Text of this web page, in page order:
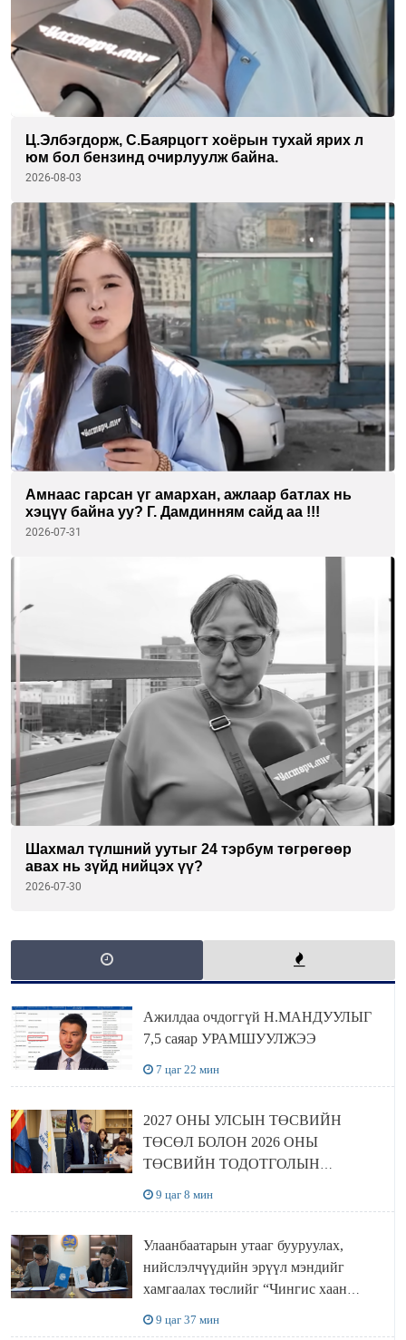
Ц.Элбэгдорж, С.Баярцогт хоёрын тухай ярих л
юм бол бензинд очирлуулж байна.
2026-08-03
Амнаас гарсан үг амархан, ажлаар батлах нь
хэцүү байна уу? Г. Дамдинням сайд аа !!!
2026-07-31
Шахмал түлшний уутыг 24 тэрбум төгрөгөөр
авах нь зүйд нийцэх үү?
2026-07-30
Ажилдаа очдоггүй Н.МАНДУУЛЫГ
7,5 саяар УРАМШУУЛЖЭЭ
7 цаг 22 мин
2027 ОНЫ УЛСЫН ТӨСВИЙН
ТӨСӨЛ БОЛОН 2026 ОНЫ
ТӨСВИЙН ТОДОТГОЛЫН
9 цаг 8 мин
Улаанбаатарын утааг бууруулах,
нийслэлчүүдийн эрүүл мэндийг
хамгаалах төслийг “Чингис хаан
9 цаг 37 мин